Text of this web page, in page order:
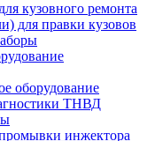
кузовного ремонта
для правки кузовов
оборудование
ТНВД
инжектора